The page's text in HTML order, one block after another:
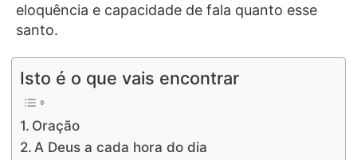
eloquência e capacidade de fala quanto esse
santo.
Isto é o que vais encontrar
Oração
A Deus a cada hora do dia